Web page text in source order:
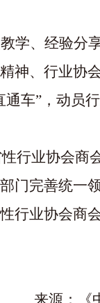
学、经验分
神、行业协
通车”，动员
行业协会商
门完善统一
行业协会商
来源：《